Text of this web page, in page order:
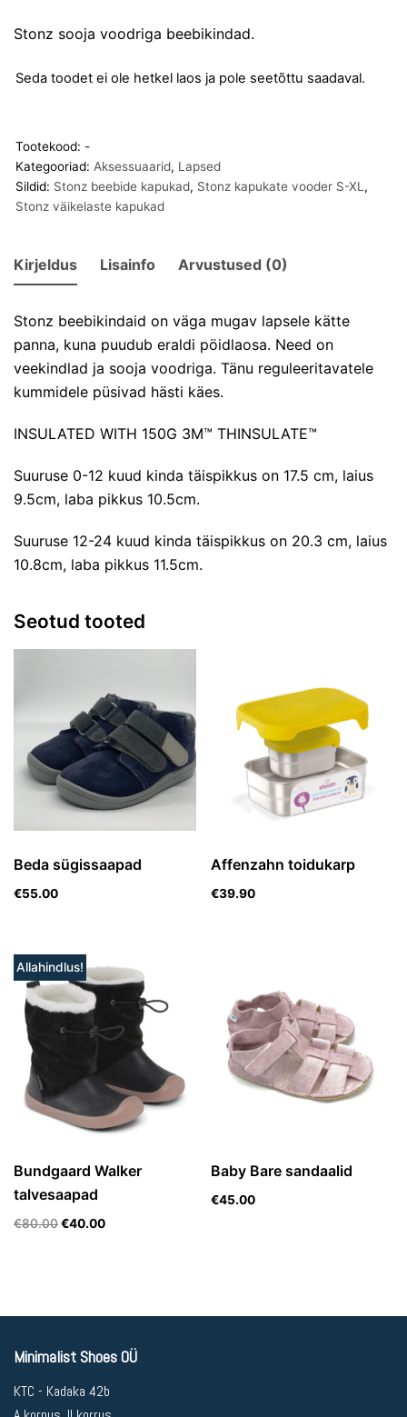
Stonz sooja voodriga beebikindad.
Seda toodet ei ole hetkel laos ja pole seetõttu saadaval.
Tootekood: -
Kategooriad: Aksessuaarid, Lapsed
Sildid: Stonz beebide kapukad, Stonz kapukate vooder S-XL ,
Stonz väikelaste kapukad
Kirjeldus Lisainfo Arvustused (0)
Stonz beebikindaid on väga mugav lapsele kätte
panna, kuna puudub eraldi pöidlaosa. Need on
veekindlad ja sooja voodriga. Tänu reguleeritavatele
kummidele püsivad hästi käes.
INSULATED WITH 150G 3M™ THINSULATE™
Suuruse 0-12 kuud kinda täispikkus on 17.5 cm, laius
9.5cm, laba pikkus 10.5cm.
Suuruse 12-24 kuud kinda täispikkus on 20.3 cm, laius
10.8cm, laba pikkus 11.5cm.
Seotud tooted
Beda sügissaapad
€55.00
Affenzahn toidukarp
€39.90
Allahindlus!
Bundgaard Walker
talvesaapad
€80.00€40.00
Baby Bare sandaalid
€45.00
Minimalist Shoes OÜ
KTC - Kadaka 42b